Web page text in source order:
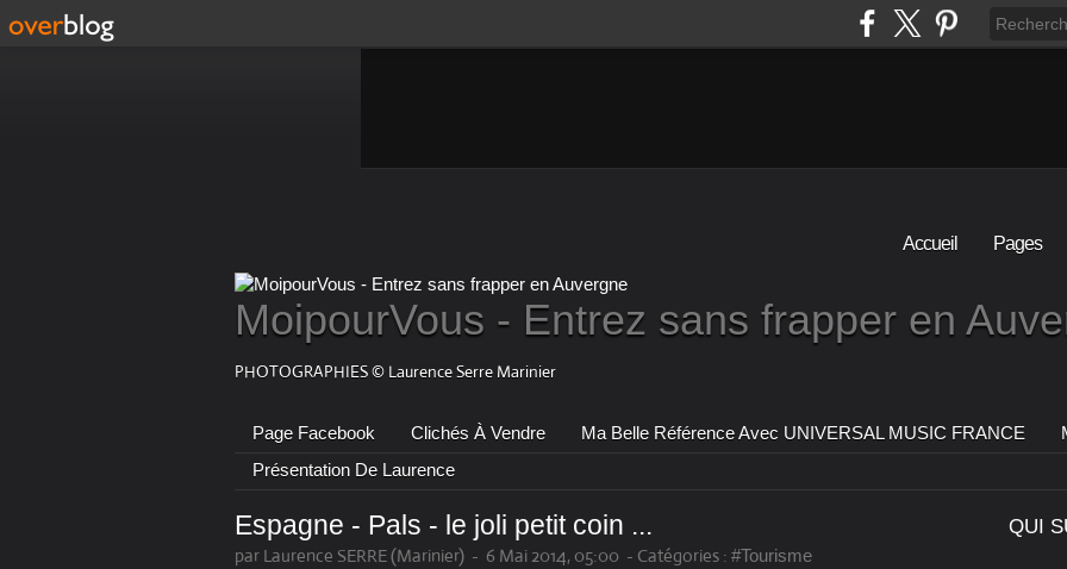
Accueil Pages
MoipourVous - Entrez sans frapper en
PHOTOGRAPHIES © Laurence Serre Marinier
Page Facebook Clichés À Vendre Ma Belle Référence Avec UNIVERSAL MUSIC FRANCE
Présentation De Laurence
Espagne - Pals - le joli petit coin ...
par Laurence SERRE (Marinier) - 6 Mai 2014, 05:00 - Catégories : #Tourisme
QUI